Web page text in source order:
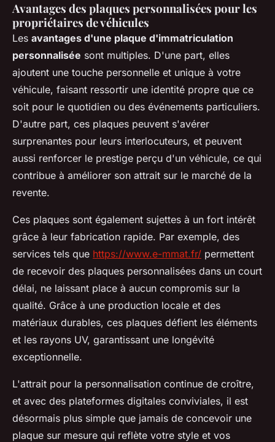
Avantages des plaques personnalisées pour les
propriétaires de véhicules
Les avantages d'une plaque d'immatriculation
personnalisée sont multiples. D'une part, elles
ajoutent une touche personnelle et unique à votre
véhicule, faisant ressortir une identité propre que ce
soit pour le quotidien ou des événements particuliers.
D'autre part, ces plaques peuvent s'avérer
surprenantes pour leurs interlocuteurs, et peuvent
aussi renforcer le prestige perçu d'un véhicule, ce qui
contribue à améliorer son attrait sur le marché de la
revente.
Ces plaques sont également sujettes à un fort intérêt
grâce à leur fabrication rapide. Par exemple, des
services tels que https://www.e-mmat.fr/ permettent
de recevoir des plaques personnalisées dans un court
délai, ne laissant place à aucun compromis sur la
qualité. Grâce à une production locale et des
matériaux durables, ces plaques défient les éléments
et les rayons UV, garantissant une longévité
exceptionnelle.
L'attrait pour la personnalisation continue de croître,
et avec des plateformes digitales conviviales, il est
désormais plus simple que jamais de concevoir une
plaque sur mesure qui reflète votre style et vos